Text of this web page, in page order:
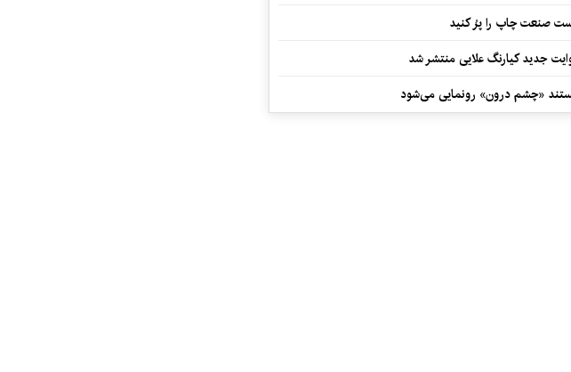
صنعت چاپ را پرُ کنید
جدید کیارنگ علایی منتشر شد
«چشم درون» رونمایی می‌شود